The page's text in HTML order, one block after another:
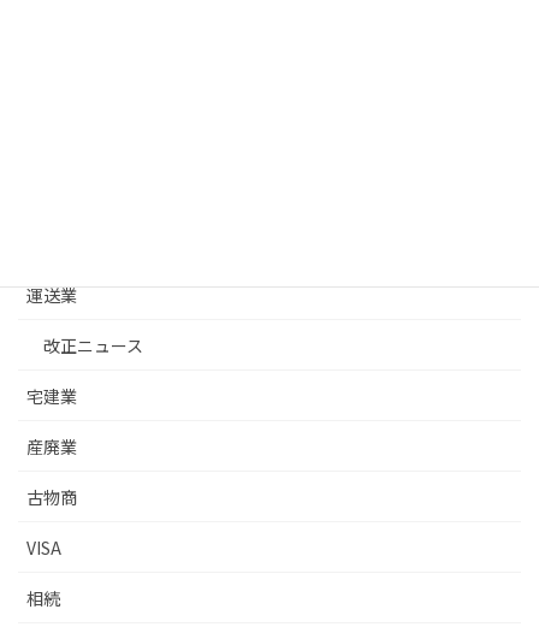
運送業
改正ニュース
宅建業
産廃業
古物商
VISA
相続